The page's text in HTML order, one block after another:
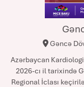
Gəncə
Azərbaycan
2026-cı il tarixində
Regional İclası